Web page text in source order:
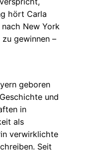
hört Carla
New York
gewinnen –
geboren
und
in
als
verwirklichte
Seit